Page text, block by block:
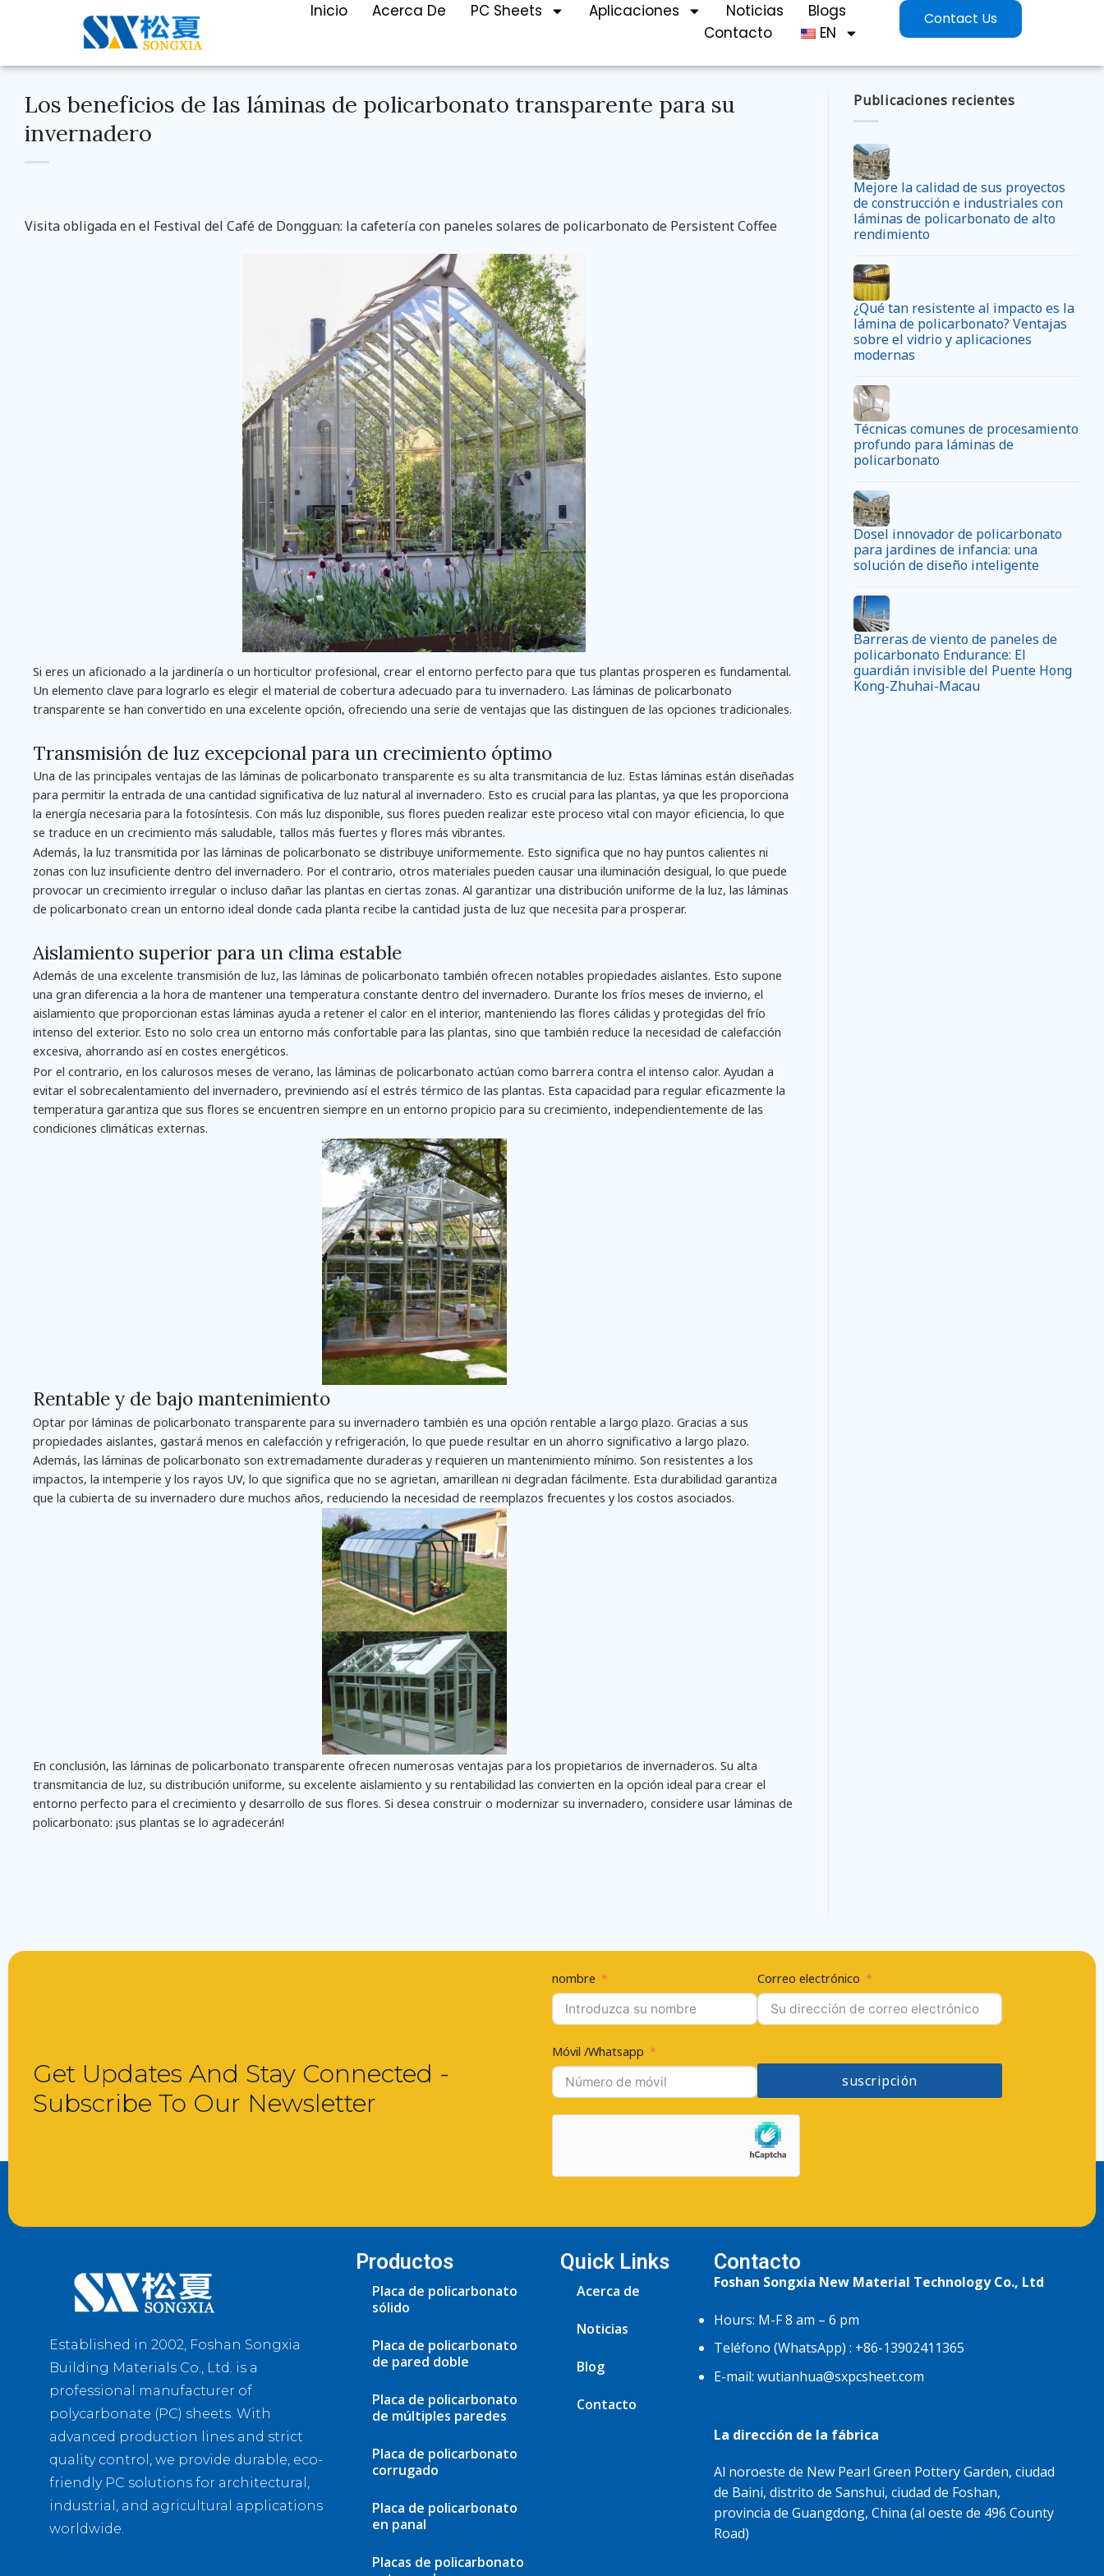
Inicio Acerca De PC Sheets Aplicaciones Noticias
Blogs
Contacto
EN
Contact Us
Los beneficios de las láminas de policarbonato transparente para su
invernadero
Visita obligada en el Festival del Café de Dongguan: la cafetería con paneles solares de policarbonato de Persistent Coffee
Si eres un aficionado a la jardinería o un horticultor profesional, crear el entorno perfecto para que tus plantas prosperen es fundamental.
Un elemento clave para lograrlo es elegir el material de cobertura adecuado para tu invernadero. Las láminas de policarbonato
transparente se han convertido en una excelente opción, ofreciendo una serie de ventajas que las distinguen de las opciones tradicionales.
Transmisión de luz excepcional para un crecimiento óptimo
Una de las principales ventajas de las láminas de policarbonato transparente es su alta transmitancia de luz. Estas láminas están diseñadas
para permitir la entrada de una cantidad significativa de luz natural al invernadero. Esto es crucial para las plantas, ya que les proporciona
la energía necesaria para la fotosíntesis. Con más luz disponible, sus flores pueden realizar este proceso vital con mayor eficiencia, lo que
se traduce en un crecimiento más saludable, tallos más fuertes y flores más vibrantes.
Además, la luz transmitida por las láminas de policarbonato se distribuye uniformemente. Esto significa que no hay puntos calientes ni
zonas con luz insuficiente dentro del invernadero. Por el contrario, otros materiales pueden causar una iluminación desigual, lo que puede
provocar un crecimiento irregular o incluso dañar las plantas en ciertas zonas. Al garantizar una distribución uniforme de la luz, las láminas
de policarbonato crean un entorno ideal donde cada planta recibe la cantidad justa de luz que necesita para prosperar.
Aislamiento superior para un clima estable
Además de una excelente transmisión de luz, las láminas de policarbonato también ofrecen notables propiedades aislantes. Esto supone
una gran diferencia a la hora de mantener una temperatura constante dentro del invernadero. Durante los fríos meses de invierno, el
aislamiento que proporcionan estas láminas ayuda a retener el calor en el interior, manteniendo las flores cálidas y protegidas del frío
intenso del exterior. Esto no solo crea un entorno más confortable para las plantas, sino que también reduce la necesidad de calefacción
excesiva, ahorrando así en costes energéticos.
Por el contrario, en los calurosos meses de verano, las láminas de policarbonato actúan como barrera contra el intenso calor. Ayudan a
evitar el sobrecalentamiento del invernadero, previniendo así el estrés térmico de las plantas. Esta capacidad para regular eficazmente la
temperatura garantiza que sus flores se encuentren siempre en un entorno propicio para su crecimiento, independientemente de las
condiciones climáticas externas.
Rentable y de bajo mantenimiento
Optar por láminas de policarbonato transparente para su invernadero también es una opción rentable a largo plazo. Gracias a sus
propiedades aislantes, gastará menos en calefacción y refrigeración, lo que puede resultar en un ahorro significativo a largo plazo.
Además, las láminas de policarbonato son extremadamente duraderas y requieren un mantenimiento mínimo. Son resistentes a los
impactos, la intemperie y los rayos UV, lo que significa que no se agrietan, amarillean ni degradan fácilmente. Esta durabilidad garantiza
que la cubierta de su invernadero dure muchos años, reduciendo la necesidad de reemplazos frecuentes y los costos asociados.
En conclusión, las láminas de policarbonato transparente ofrecen numerosas ventajas para los propietarios de invernaderos. Su alta
transmitancia de luz, su distribución uniforme, su excelente aislamiento y su rentabilidad las convierten en la opción ideal para crear el
entorno perfecto para el crecimiento y desarrollo de sus flores. Si desea construir o modernizar su invernadero, considere usar láminas de
policarbonato: ¡sus plantas se lo agradecerán!
Publicaciones recientes
Mejore la calidad de sus proyectos
de construcción e industriales con
láminas de policarbonato de alto
rendimiento
¿Qué tan resistente al impacto es la
lámina de policarbonato? Ventajas
sobre el vidrio y aplicaciones
modernas
Técnicas comunes de procesamiento
profundo para láminas de
policarbonato
Dosel innovador de policarbonato
para jardines de infancia: una
solución de diseño inteligente
Barreras de viento de paneles de
policarbonato Endurance: El
guardián invisible del Puente Hong
Kong-Zhuhai-Macau
Get Updates And Stay Connected -
Subscribe To Our Newsletter
nombre
Móvil /Whatsapp
Correo electrónico
suscripción
Established in 2002, Foshan Songxia
Building Materials Co., Ltd. is a
professional manufacturer of
polycarbonate (PC) sheets. With
advanced production lines and strict
quality control, we provide durable, eco-
friendly PC solutions for architectural,
industrial, and agricultural applications
worldwide.
Productos
Placa de policarbonato
sólido
Placa de policarbonato
de pared doble
Placa de policarbonato
de múltiples paredes
Placa de policarbonato
corrugado
Placa de policarbonato
en panal
Placas de policarbonato
Quick Links
Acerca de
Noticias
Blog
Contacto
Contacto
Foshan Songxia New Material Technology Co., Ltd
Hours: M-F 8 am – 6 pm
Teléfono (WhatsApp) : +86-13902411365
E-mail: wutianhua@sxpcsheet.com
La dirección de la fábrica
Al noroeste de New Pearl Green Pottery Garden, ciudad
de Baini, distrito de Sanshui, ciudad de Foshan,
provincia de Guangdong, China (al oeste de 496 County
Road)